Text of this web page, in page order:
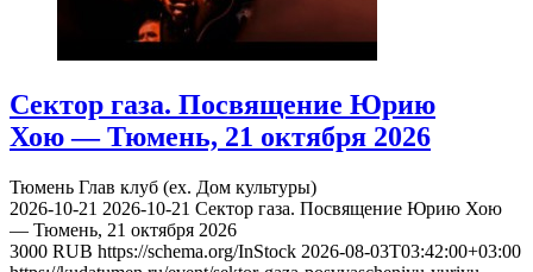
Сектор газа. Посвящение Юрию
Хою — Тюмень, 21 октября 2026
Тюмень Глав клуб (ex. Дом культуры)
2026-10-21 2026-10-21 Сектор газа. Посвящение Юрию Хою
— Тюмень, 21 октября 2026
3000 RUB https://schema.org/InStock 2026-08-03T03:42:00+03:00